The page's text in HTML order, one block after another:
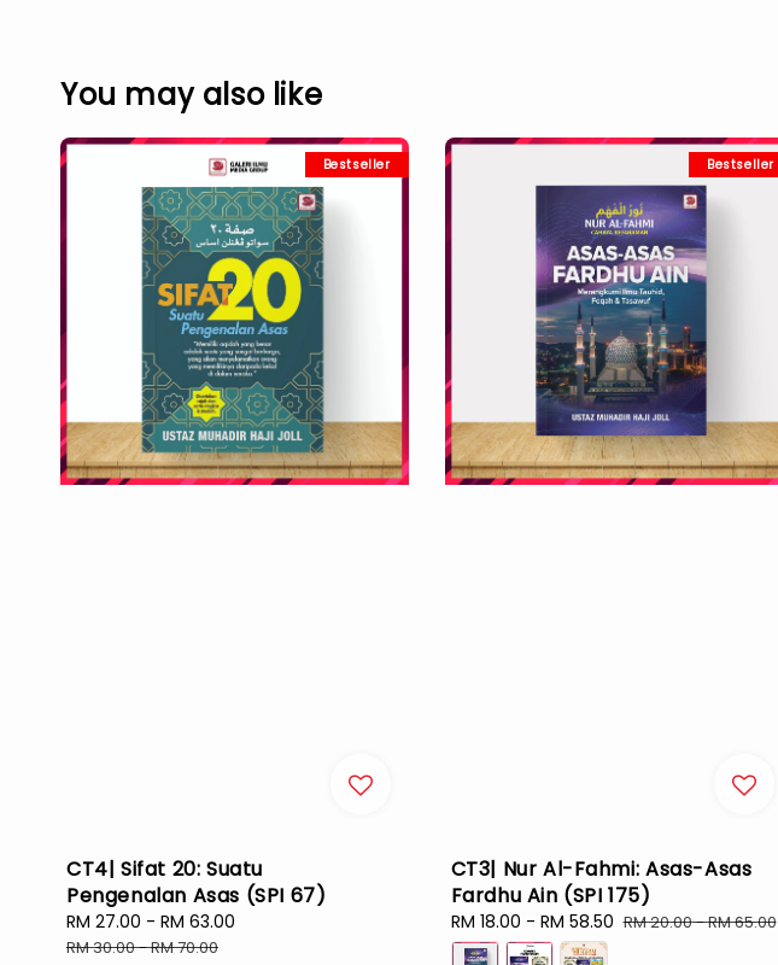
You may also like
Bestseller
CT4| Sifat 20: Suatu
Pengenalan Asas (SPI 67)
Sale
price
RM 27.00 - RM 63.00
RM 30.00-RM 70.00
Bestseller
CT3| Nur Al-Fahmi: Asas-Asas
Fardhu Ain (SPI 175)
Sale
price
RM 18.00 - RM 58.50 Regular
RM 20.00-RM 65.00